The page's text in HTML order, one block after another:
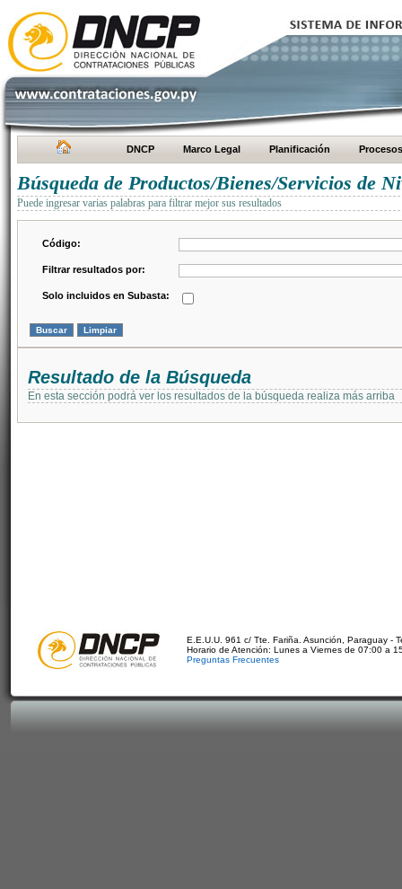
DNCP Marco Legal Planificación Procesos
Búsqueda de Productos/Bienes/Servicios de
Puede ingresar varias palabras para filtrar mejor sus resultados
Código:
Filtrar resultados por:
Solo incluidos en Subasta:
Resultado de la Búsqueda
En esta sección podrá ver los resultados de la búsqueda realiza más arriba
E.E.U.U. 961 c/ Tte. Fariña. Asunción, Paraguay -
Horario de Atención: Lunes a Viernes de 07:00 a
Preguntas Frecuentes